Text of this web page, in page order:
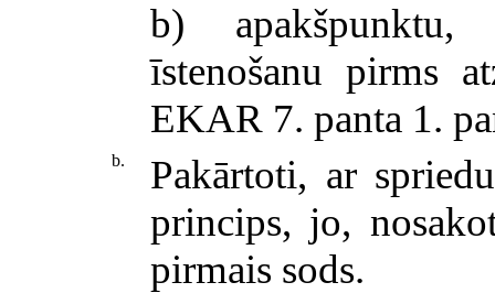
b) apakšpunktu,
īstenošanu pirms
EKAR 7. panta 1.
b.
Pakārtoti, ar
princips, jo,
pirmais sods.